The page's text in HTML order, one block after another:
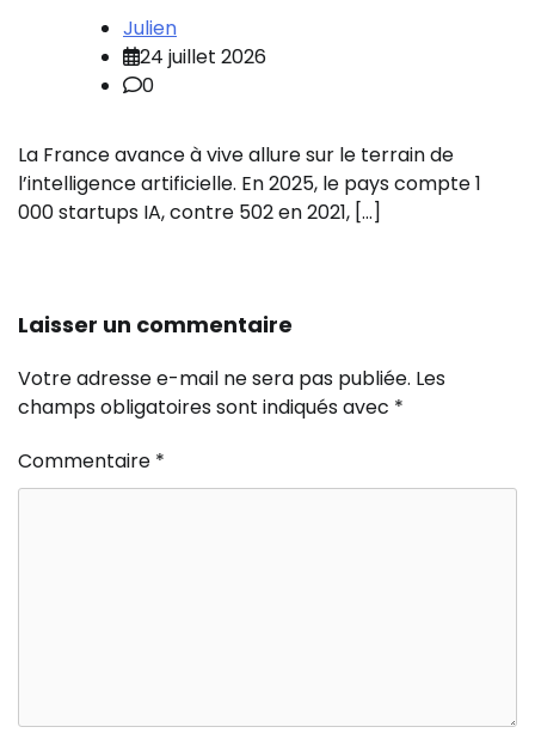
Julien
24 juillet 2026
0
La France avance à vive allure sur le terrain de
l’intelligence artificielle. En 2025, le pays compte 1
000 startups IA, contre 502 en 2021, […]
Laisser un commentaire
Votre adresse e-mail ne sera pas publiée. Les
champs obligatoires sont indiqués avec *
Commentaire *